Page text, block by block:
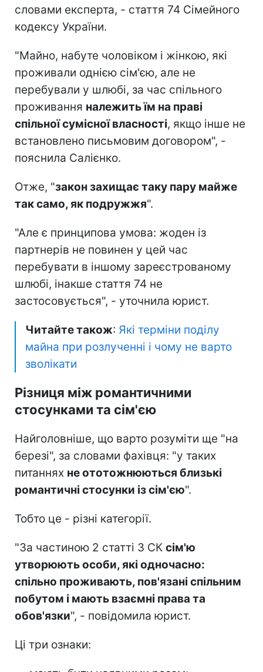
словами експерта, - стаття 74 Сімейного
кодексу України.
"Майно, набуте чоловіком і жінкою, які
проживали однією сім'єю, але не
перебували у шлюбі, за час спільного
проживання належить їм на праві
спільної сумісної власності, якщо інше не
встановлено письмовим договором", -
пояснила Салієнко.
Отже, "закон захищає таку пару майже
так само, як подружжя".
"Але є принципова умова: жоден із
партнерів не повинен у цей час
перебувати в іншому зареєстрованому
шлюбі, інакше стаття 74 не
застосовується", - уточнила юрист.
Читайте також: Які терміни поділу
майна при розлученні і чому не варто
зволікати
Різниця між романтичними
стосунками та сім'єю
Найголовніше, що варто розуміти ще "на
березі", за словами фахівця: "у таких
питаннях не ототожнюються близькі
романтичні стосунки із сім'єю".
Тобто це - різні категорії.
"За частиною 2 статті 3 СК сім'ю
утворюють особи, які одночасно:
спільно проживають, пов'язані спільним
побутом і мають взаємні права та
обов'язки", - повідомила юрист.
Ці три ознаки: